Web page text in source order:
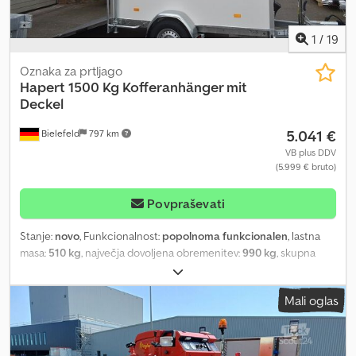
1 / 19
Bielefeld 797 km
Oznaka za prtljago
Hapert 1500 Kg Kofferanhänger mit
Deckel
5.041 €
VB plus DDV
(5.999 € bruto)
Povpraševati
Stanje: novo, Funkcionalnost: popolnoma funkcionalen, lastna
masa: 510 kg, največja dovoljena obremenitev:990 kg, skupna
, konfiguracija osi:1 os
2.500 mm, širina tovornega prostora:1.500 mm, višina
nakladalnega prostora:
1.500 mm
, *NEW VEHICLE*
Hapert Sapphire L 1 100 km/h Permissible gross weight: 1,500 kg
Unladen weight: 510 kg Csdpfxewnmvus Anmeha Payload: 990 kg
Internal dimensions: 2,500 x 1,500 x 1,500 mm Overall dimensions:
Mali oglas